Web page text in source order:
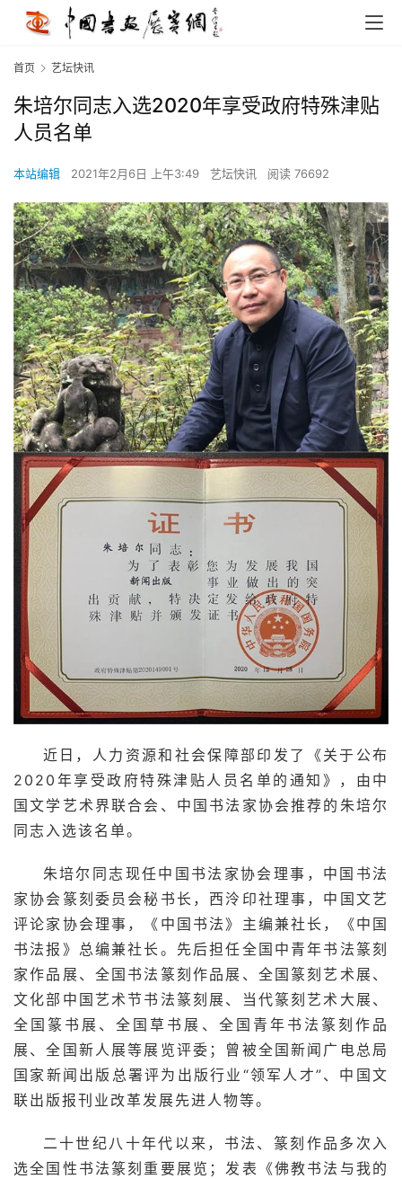
首
艺
首页 艺坛快讯
朱培尔同志入选2020年享受政府特殊津贴
人员名单
本站编辑 2021年2月6日 上午3:49 艺坛快讯 阅读 76692
近日，人力资源和社会保障部印发了《关于公布
2020年享受政府特殊津贴人员名单的通知》，由 中
国文学艺术界联合会 、 中国书法家协会推荐的朱培尔
同志入选该名单。
朱培尔同志现任中国书法家协会理事，中国书法
家协会篆刻委员会秘书长，西泠印社理事，中国文艺
评论家协会理事，《中国书法》主编兼社长，《中国
书法报》总编兼社长。先后担任全国中青年书法篆刻
家作品展、全国书法篆刻作品展、全国篆刻艺术展、
文化部中国艺术节书法篆刻展、当代篆刻艺术大展、
全国篆书展、全国草书展、全国青年书法篆刻作品
展、全国新人展等展览评委；曾被全国新闻广电总局
国家新闻出版总署评为出版行业“领军人才”、中国文
联出版报刊业改革发展先进人物等。
二十世纪八十年代以来，书法、篆刻作品多次入
选全国性书法篆刻重要展览；发表《佛教书法与我的